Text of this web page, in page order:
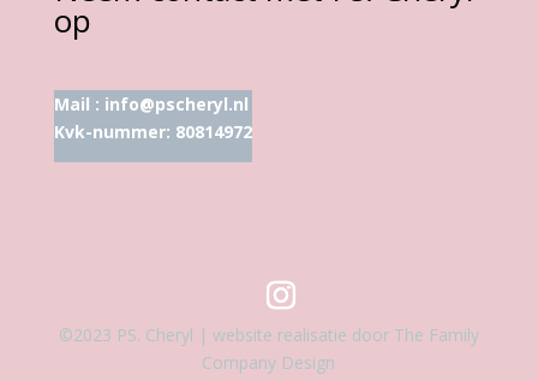
op
Mail : info@pscheryl.nl
Kvk-nummer: 80814972
©2023 PS. Cheryl | website realisatie door The Family
Company Design